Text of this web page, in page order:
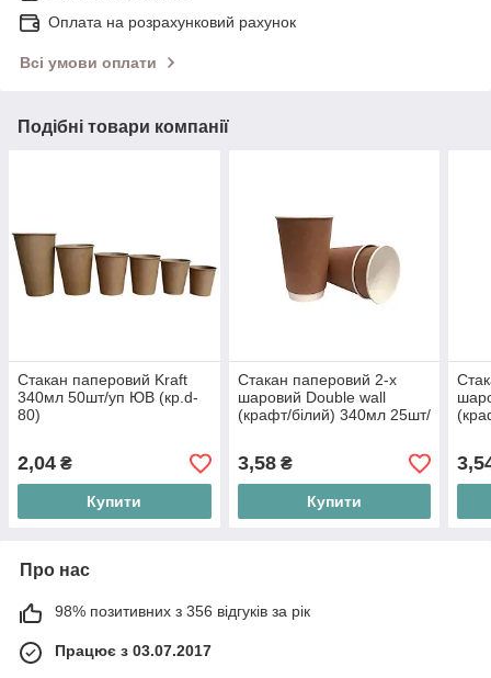
Оплата на розрахунковий рахунок
Всі умови оплати
Подібні товари компанії
Стакан паперовий Kraft
340мл 50шт/уп ЮВ (кр.d-
80)
2,04 ₴
Купити
Стакан паперовий 2-х
шаровий Double wall
(крафт/білий) 340мл 25шт/
3,58₴
Купити
Про нас
98% позитивних з 356 відгуків за рік
Працює з 03.07.2017